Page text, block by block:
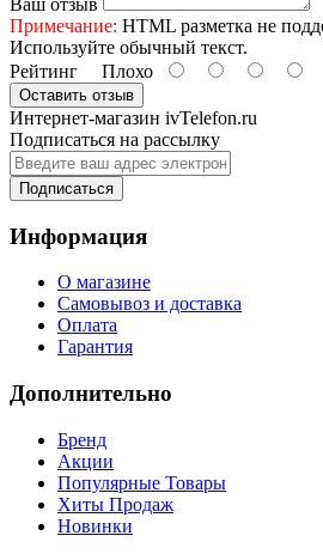
Примечание: HTML разметка не
Используйте обычный текст.
Рейтинг Плохо
Оставить отзыв
Интернет-магазин ivTelefon.ru
Подписаться на рассылку
Подписаться
Информация
О магазине
Самовывоз и доставка
Оплата
Гарантия
Дополнительно
Бренд
Акции
Популярные Товары
Хиты Продаж
Новинки